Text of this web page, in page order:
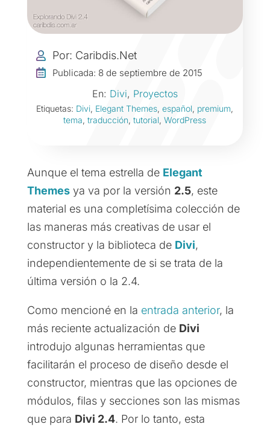
 Por: Caribdis.Net
 Publicada: 8 de septiembre de 2015
En: Divi, Proyectos
Etiquetas: Divi, Elegant Themes,español, premium,
tema,traducción,tutorial,WordPress
Aunque el tema estrella de Elegant
Themesya va por la versión 2.5, este
material es una completísima colección de
las maneras más creativas de usar el
constructor y la biblioteca de Divi,
independientemente de si se trata de la
última versión o la 2.4.
Como mencioné en la entrada anterior, la
más reciente actualización de Divi
introdujo algunas herramientas que
facilitarán el proceso de diseño desde el
constructor, mientras que las opciones de
módulos, filas y secciones son las mismas
que para Divi 2.4. Por lo tanto, esta